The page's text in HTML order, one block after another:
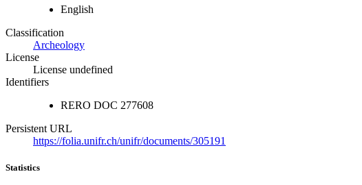
English
Classification
Archeology
License
License undefined
Identifiers
RERO DOC 277608
Persistent URL
https://folia.unifr.ch/unifr/documents/305191
Statistics